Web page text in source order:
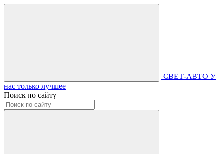
СВЕТ-АВТО У
нас только лучшее
Поиск по сайту